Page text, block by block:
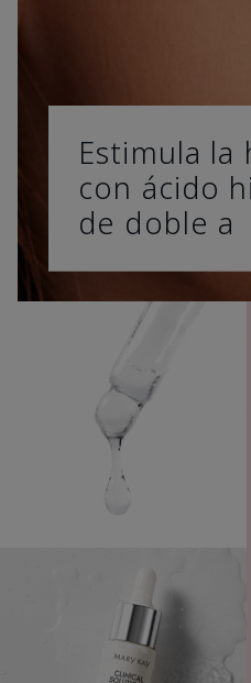
Estimula la
con ácido
de doble a